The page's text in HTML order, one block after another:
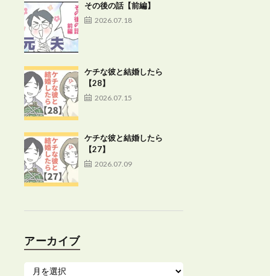
その後の話【前編】
2026.07.18
ケチな彼と結婚したら
【28】
2026.07.15
ケチな彼と結婚したら
【27】
2026.07.09
アーカイブ